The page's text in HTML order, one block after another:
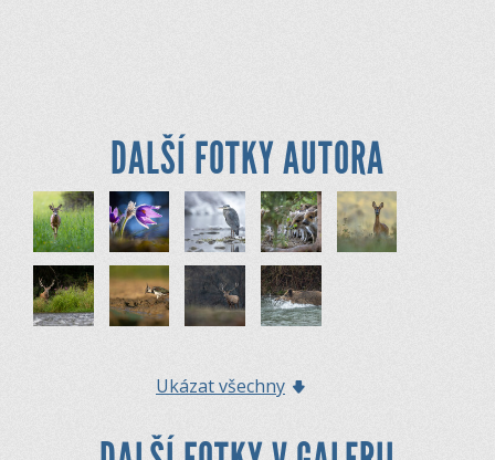
DALŠÍ FOTKY AUTORA
Ukázat všechny